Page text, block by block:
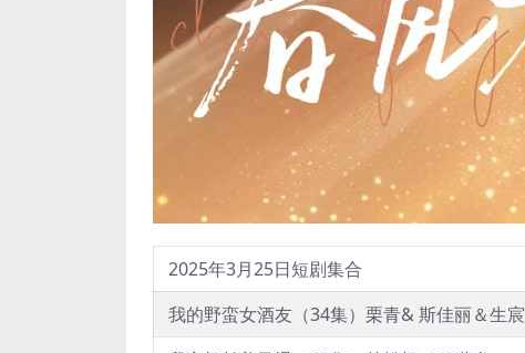
2025年3月25日短剧集合
我的野蛮女酒友（34集）栗青& 斯佳丽＆生宸